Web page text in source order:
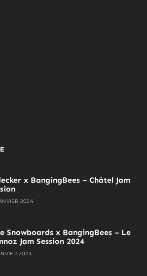
x BangingBees – Châtel Jam
2024
Snowboards x BangingBees – Le
Jam Session 2024
2024